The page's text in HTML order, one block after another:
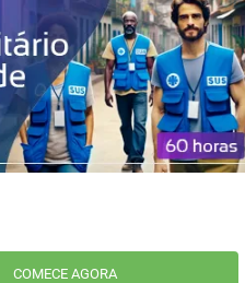
COMECE AGORA